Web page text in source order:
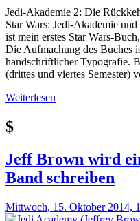
Jedi-Akademie 2: Die
Star Wars: Jedi-Akademie
ist mein erstes Star Wars-
Die Aufmachung des Buches
handschriftlicher Typografie.
(drittes und viertes Semester)
Weiterlesen
$
Jeff Brown wird
Band schreiben
Mittwoch, 15. Oktober 2014,